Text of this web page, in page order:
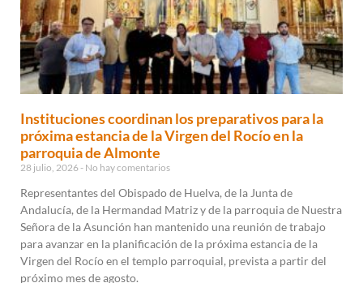
Instituciones coordinan los preparativos para la
próxima estancia de la Virgen del Rocío en la
parroquia de Almonte
28 julio, 2026 No hay comentarios
Representantes del Obispado de Huelva, de la Junta de
Andalucía, de la Hermandad Matriz y de la parroquia de Nuestra
Señora de la Asunción han mantenido una reunión de trabajo
para avanzar en la planificación de la próxima estancia de la
Virgen del Rocío en el templo parroquial, prevista a partir del
próximo mes de agosto.